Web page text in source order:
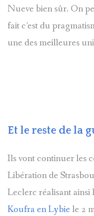
Nueve bien sûr. On
fait c’est du
une des meilleures
Et le reste de la
Ils vont continuer les
Libération de
Leclerc réalisant ainsi
Koufra en Lybiele 2